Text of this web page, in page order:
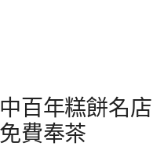
百年糕餅名
費奉茶